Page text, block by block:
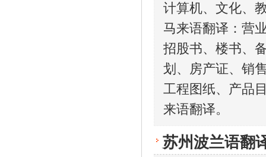
计算机、文化、
马来语翻译：营
招股书、楼书、
划、房产证、销
工程图纸、产品
来语翻译。
苏州波兰语翻